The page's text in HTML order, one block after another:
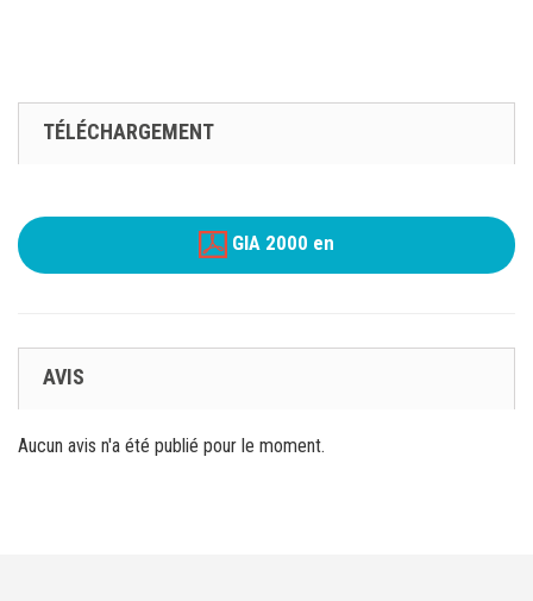
TÉLÉCHARGEMENT
GIA 2000 en
AVIS
Aucun avis n'a été publié pour le moment.